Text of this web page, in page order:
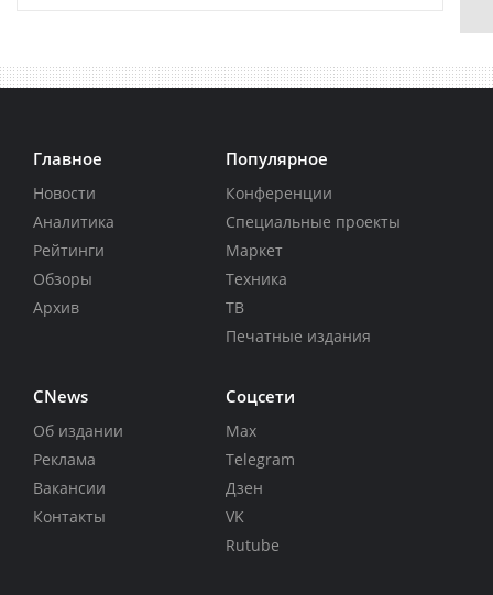
Главное
Новости
Аналитика
Рейтинги
Обзоры
Архив
Популярное
Конференции
Специальные проекты
Маркет
Техника
ТВ
Печатные издания
CNews
Об издании
Реклама
Вакансии
Контакты
Соцсети
Max
Telegram
Дзен
VK
Rutube